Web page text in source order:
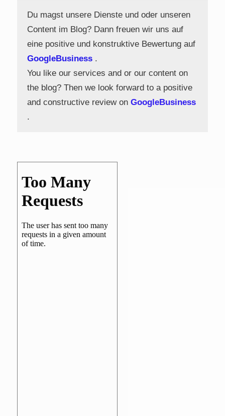
Du magst unsere Dienste und oder unseren
Content im Blog? Dann freuen wir uns auf
eine positive und konstruktive Bewertung auf
GoogleBusiness .
You like our services and or our content on
the blog? Then we look forward to a positive
and constructive review on GoogleBusiness
.